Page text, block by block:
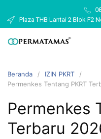
Plaza THB Lantai 2 Blok F2
Beranda
IZIN PKRT
Permenkes Tentang PKRT
Permenkes
Terbaru